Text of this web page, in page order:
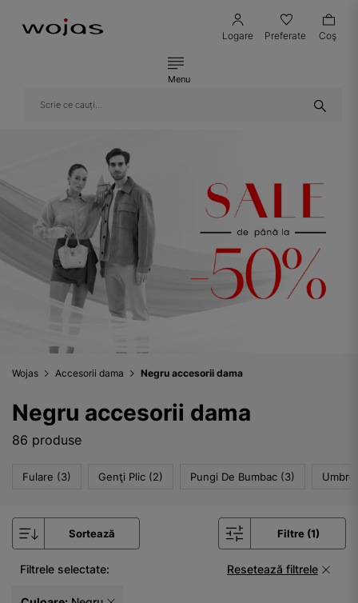
Logare Preferate Coş
Menu
Wojas Accesorii dama Negru accesorii dama
Negru accesorii dama
86 produse
Fulare (3) Genţi Plic (2) Pungi De Bumbac (3)
Sortează Filtre (1)
Filtrele selectate: Resetează filtrele